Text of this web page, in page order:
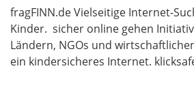
fragFINN.de Vielseitige Internet-
Kinder. sicher online gehen
Ländern, NGOs und
ein kindersicheres Internet.